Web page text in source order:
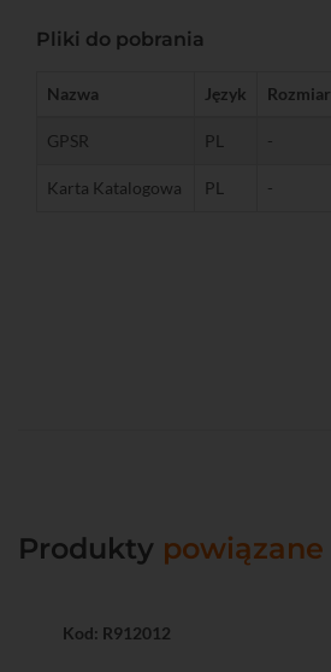
Pliki do pobrania
Nazwa Język Rozmiar
GPSR PL -
Karta Katalogowa PL -
Produkty powiązane
Kod: R912012